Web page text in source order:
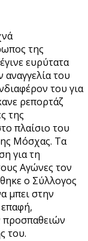
της
ευρύτατα
του
του για
ρεπορτάζ
της
πλαίσιο του
Μόσχας. Τα
για τη
Αγώνες τον
ο Σύλλογος
μπει στην
του.